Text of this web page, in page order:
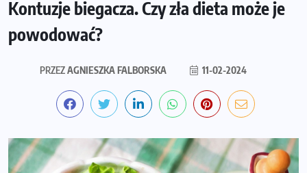
Kontuzje biegacza. Czy zła dieta może je
powodować?
PRZEZAGNIESZKA FALBORSKA 11-02-2024